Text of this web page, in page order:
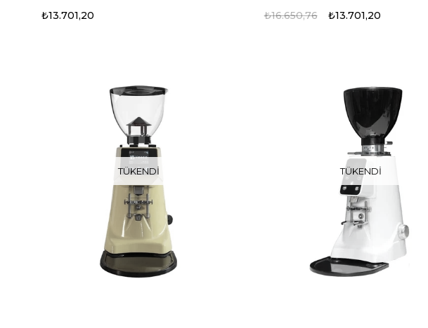
₺13.701,20 ₺13.701,20
₺16.650,76
TÜKENDI TÜKENDI